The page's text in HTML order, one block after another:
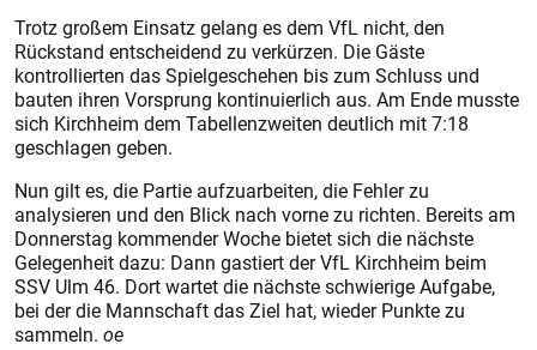
Trotz großem Einsatz gelang es dem VfL nicht, den
Rückstand entscheidend zu verkürzen. Die Gäste
kontrollierten das Spielgeschehen bis zum Schluss und
bauten ihren Vorsprung kontinuierlich aus. Am Ende musste
sich Kirchheim dem Tabellenzweiten deutlich mit 7:18
geschlagen geben.
Nun gilt es, die Partie aufzuarbeiten, die Fehler zu
analysieren und den Blick nach vorne zu richten. Bereits am
Donnerstag kommender Woche bietet sich die nächste
Gelegenheit dazu: Dann gastiert der VfL Kirchheim beim
SSV Ulm 46. Dort wartet die nächste schwierige Aufgabe,
bei der die Mannschaft das Ziel hat, wieder Punkte zu
sammeln. oe